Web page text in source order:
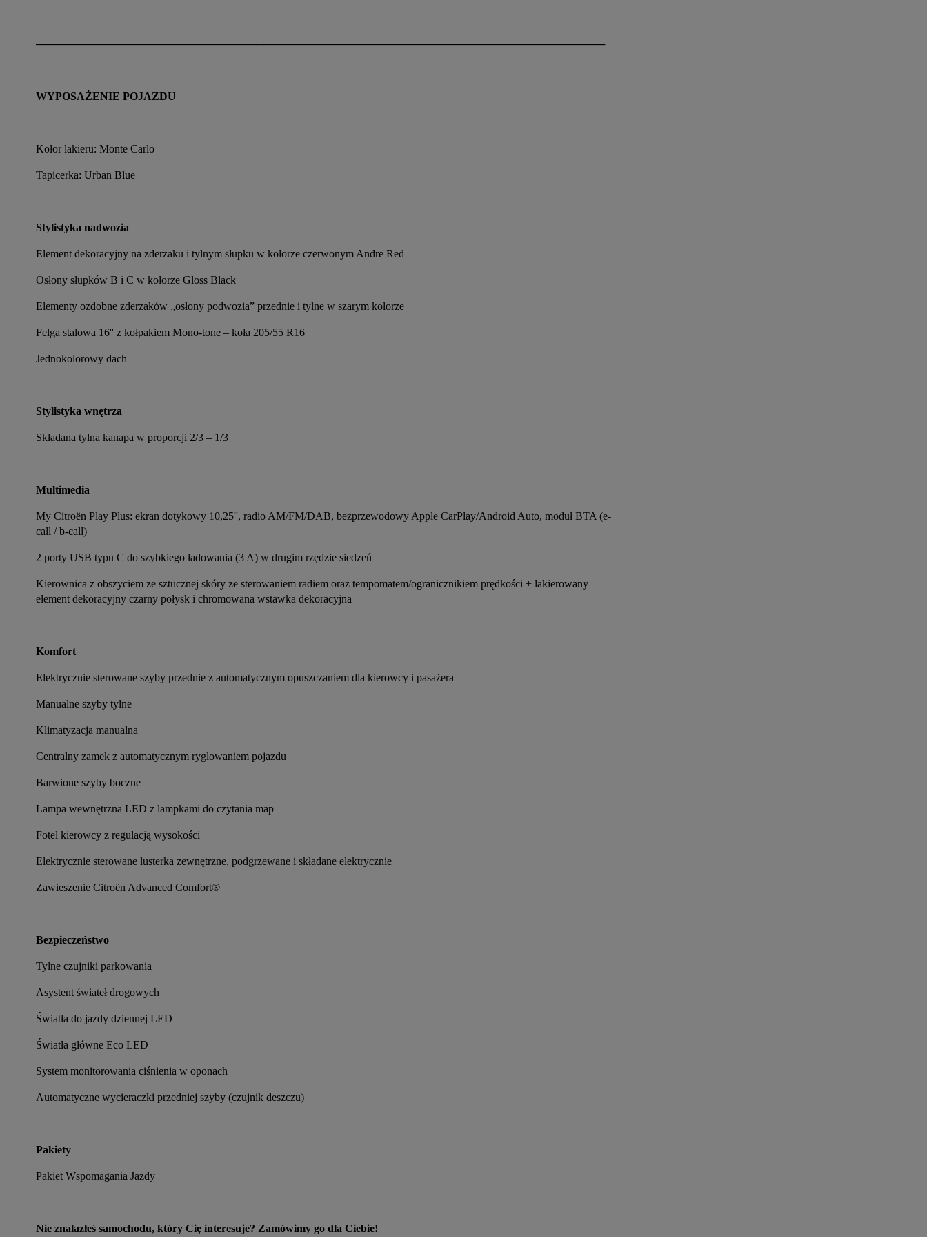
───────────────────────────────────────────────────────────────────────────
WYPOSAŻENIE POJAZDU
Kolor lakieru: Monte Carlo
Tapicerka: Urban Blue
Stylistyka nadwozia
Element dekoracyjny na zderzaku i tylnym słupku w kolorze czerwonym Andre Red
Osłony słupków B i C w kolorze Gloss Black
Elementy ozdobne zderzaków „osłony podwozia” przednie i tylne w szarym kolorze
Felga stalowa 16'' z kołpakiem Mono-tone – koła 205/55 R16
Jednokolorowy dach
Stylistyka wnętrza
Składana tylna kanapa w proporcji 2/3 – 1/3
Multimedia
My Citroën Play Plus: ekran dotykowy 10,25'', radio AM/FM/DAB, bezprzewodowy Apple CarPlay/Android Auto, moduł BTA (e-
call / b-call)
2 porty USB typu C do szybkiego ładowania (3 A) w drugim rzędzie siedzeń
Kierownica z obszyciem ze sztucznej skóry ze sterowaniem radiem oraz tempomatem/ogranicznikiem prędkości + lakierowany
element dekoracyjny czarny połysk i chromowana wstawka dekoracyjna
Komfort
Elektrycznie sterowane szyby przednie z automatycznym opuszczaniem dla kierowcy i pasażera
Manualne szyby tylne
Klimatyzacja manualna
Centralny zamek z automatycznym ryglowaniem pojazdu
Barwione szyby boczne
Lampa wewnętrzna LED z lampkami do czytania map
Fotel kierowcy z regulacją wysokości
Elektrycznie sterowane lusterka zewnętrzne, podgrzewane i składane elektrycznie
Zawieszenie Citroën Advanced Comfort®
Bezpieczeństwo
Tylne czujniki parkowania
Asystent świateł drogowych
Światła do jazdy dziennej LED
Światła główne Eco LED
System monitorowania ciśnienia w oponach
Automatyczne wycieraczki przedniej szyby (czujnik deszczu)
Pakiety
Pakiet Wspomagania Jazdy
Nie znalazłeś samochodu, który Cię interesuje? Zamówimy go dla Ciebie!